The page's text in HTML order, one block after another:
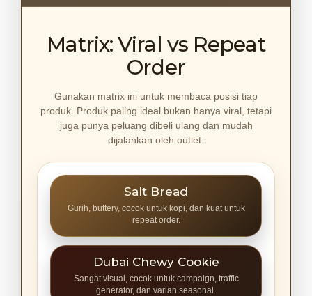
Matrix: Viral vs Repeat
Order
Gunakan matrix ini untuk membaca posisi tiap
produk. Produk paling ideal bukan hanya viral, tetapi
juga punya peluang dibeli ulang dan mudah
dijalankan oleh outlet.
Salt Bread
Gurih, buttery, cocok untuk kopi, dan kuat untuk
repeat order.
Dubai Chewy Cookie
Sangat visual, cocok untuk campaign, traffic
generator, dan varian seasonal.